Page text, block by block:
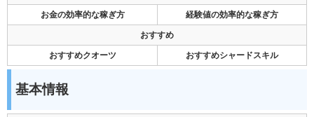
お金の効率的な稼ぎ方 経験値の効率的な稼ぎ方
おすすめ
おすすめクオーツ おすすめシャードスキル
基本情報